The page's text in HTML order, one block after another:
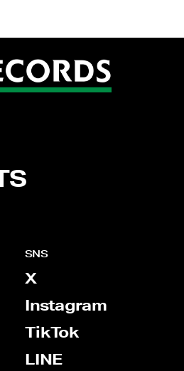
SNS
X
Instagram
TikTok
LINE